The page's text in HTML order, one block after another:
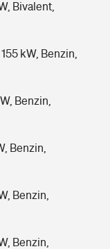
Bivalent,
kW, Benzin,
Benzin,
Benzin,
Benzin,
Benzin,